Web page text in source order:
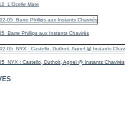
Mare
Phillips aux Instants Chavirés
: Castello, Duthoit, Agnel @ Instants Chavirés